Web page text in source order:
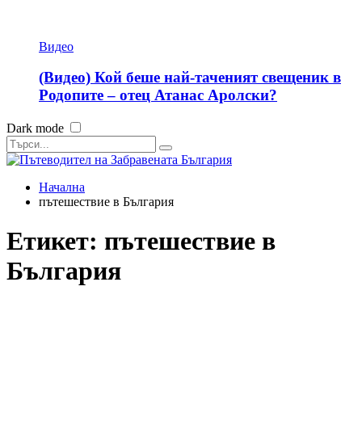
Видео
(Видео) Кой беше най-таченият свещеник в
Родопите – отец Атанас Аролски?
Dark mode
Начална
пътешествие в България
Етикет: пътешествие в
България